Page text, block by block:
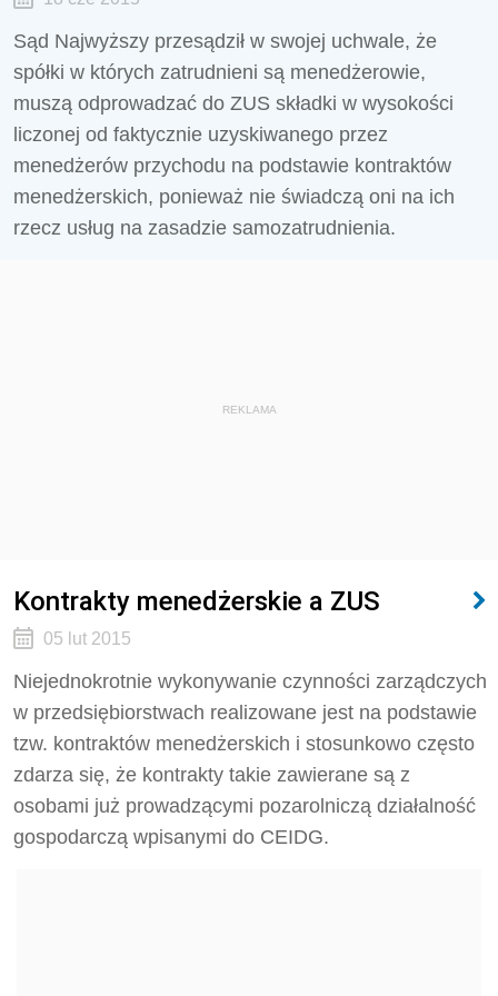
Sąd Najwyższy przesądził w swojej uchwale, że
spółki w których zatrudnieni są menedżerowie,
muszą odprowadzać do ZUS składki w wysokości
liczonej od faktycznie uzyskiwanego przez
menedżerów przychodu na podstawie kontraktów
menedżerskich, ponieważ nie świadczą oni na ich
rzecz usług na zasadzie samozatrudnienia.
REKLAMA
Kontrakty menedżerskie a ZUS
05 lut 2015
Niejednokrotnie wykonywanie czynności zarządczych
w przedsiębiorstwach realizowane jest na podstawie
tzw. kontraktów menedżerskich i stosunkowo często
zdarza się, że kontrakty takie zawierane są z
osobami już prowadzącymi pozarolniczą działalność
gospodarczą wpisanymi do CEIDG.